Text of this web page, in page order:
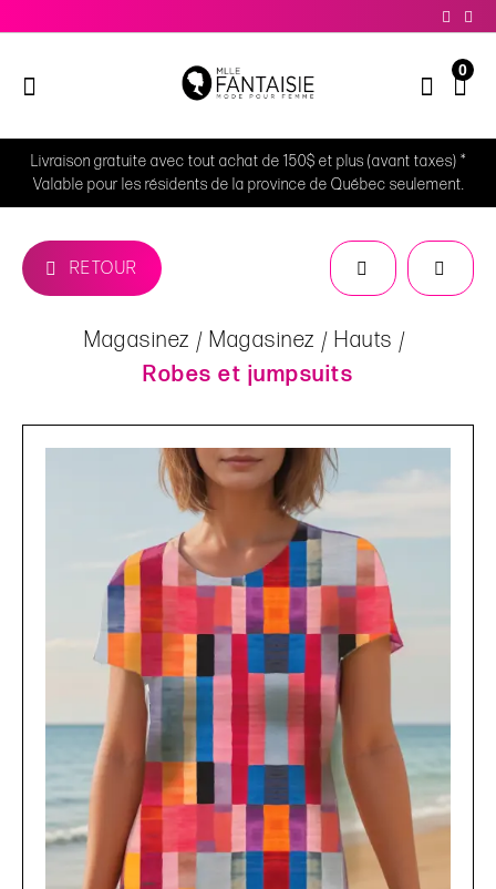
0
Livraison gratuite avec tout achat de 150$ et plus (avant taxes) *
Valable pour les résidents de la province de Québec seulement.
RETOUR
Magasinez Magasinez
Hauts
Robes et jumpsuits